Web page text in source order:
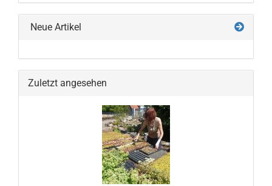
Neue Artikel
Zuletzt angesehen